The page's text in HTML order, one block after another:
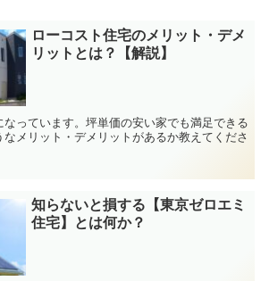
ローコスト住宅のメリット・デメ
リットとは？【解説】
なっています。坪単価の安い家でも満足できる
メリット・デメリットがあるか教えてくださ
知らないと損する【東京ゼロエミ
住宅】とは何か？